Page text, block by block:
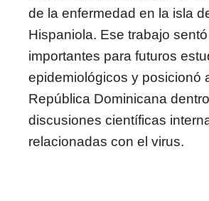
de la enfermedad en la isla
Hispaniola. Ese trabajo
importantes para futuros
epidemiológicos y posicionó
República Dominicana
discusiones científicas
relacionadas con el virus.